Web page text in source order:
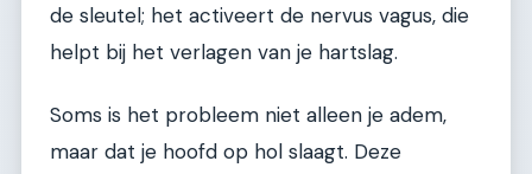
de sleutel; het activeert de nervus vagus, die
helpt bij het verlagen van je hartslag.
Soms is het probleem niet alleen je adem,
maar dat je hoofd op hol slaagt. Deze